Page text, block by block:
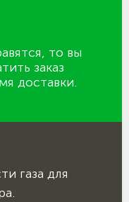
то вы
заказ
доставки.
газа для